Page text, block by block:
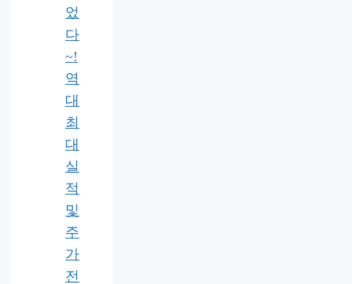
었
다
~!
역
대
최
대
실
적
및
주
가
전